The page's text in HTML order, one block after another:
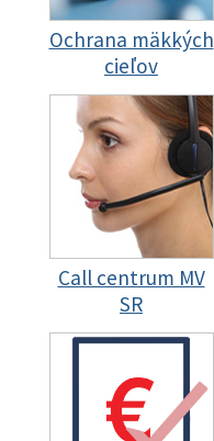
Ochrana mäkkých
cieľov
Call centrum MV
SR